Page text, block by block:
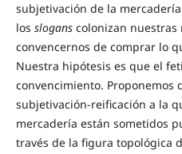
subjetivación de la
los sloganscolonizan nuestras
convencernos de comprar lo
Nuestra hipótesis es que el
convencimiento. Proponemos
subjetivación-reificación a la
mercadería están sometidos
través de la figura topológica